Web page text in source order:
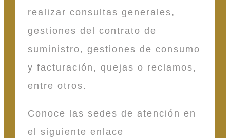
realizar consultas generales,
gestiones del contrato de
suministro, gestiones de consumo
y facturación, quejas o reclamos,
entre otros.
Conoce las sedes de atención en
el siguiente enlace